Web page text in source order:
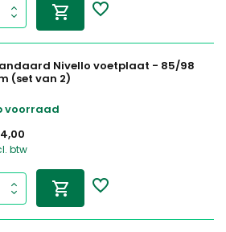
Nivello voetplaat - 85/98
(set van 2)
voorraad
btw